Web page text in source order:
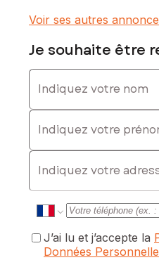
Voir ses autres
Je souhaite être
Indiquez votre nom
Indiquez votre prénom
E-mail
J’ai lu et j’accepte la
Données